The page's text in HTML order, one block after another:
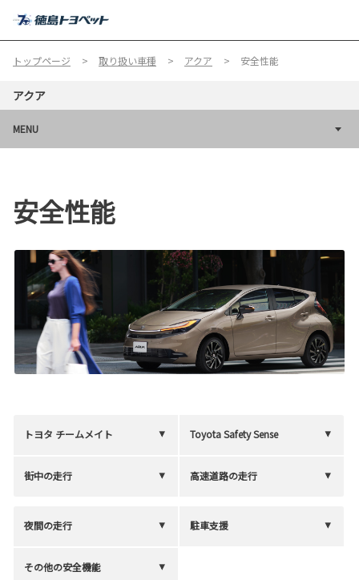
トップページ 取り扱い車種 アクア 安全性能
アクア
MENU
安全性能
トヨタ チームメイト Toyota Safety Sense
街中の走行 高速道路の走行
夜間の走行 駐車支援
その他の安全機能